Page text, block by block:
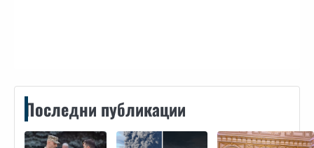
Последни публикации